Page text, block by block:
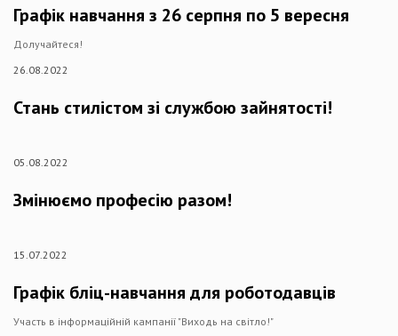
Графік навчання з 26 серпня по 5 вересня
Долучайтеся!
26.08.2022
Стань стилістом зі службою зайнятості!
05.08.2022
Змінюємо професію разом!
15.07.2022
Графік бліц-навчання для роботодавців
Участь в інформаційній кампанії "Виходь на світло!"